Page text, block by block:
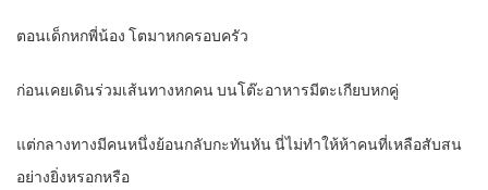
ตอนเด็กหกพี่น้อง โตมาหกครอบครัว
ก่อนเคยเดินร่วมเส้นทางหกคน บนโต๊ะอาหารมีตะเกียบหกคู่
แต่กลางทางมีคนหนึ่งย้อนกลับกะทันหัน นี่ไม่ทำให้ห้าคนที่เหลือสับสน
อย่างยิ่งหรอกหรือ